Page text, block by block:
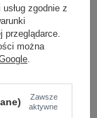
zgodnie z
przeglądarce.
można
.
Zawsze
aktywne